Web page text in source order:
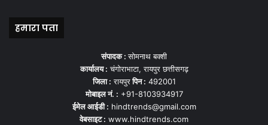
हमारा पता
संपादक :सोमनाथ बक्शी
कार्यालय : चंगोराभाटा, रायपुर छत्तीसगढ़
जिला : रायपुरपिन : 492001
मोबाइल नं. : +91-8103934917
ईमेल आईडी : hindtrends@gmail.com
वेबसाइट : www.hindtrends.com